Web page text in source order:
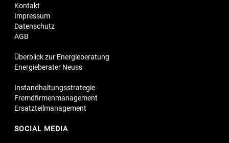
Kontakt
Impressum
Datenschutz
AGB
Überblick zur Energieberatung
Energieberater Neuss
Instandhaltungsstrategie
Fremdfirmenmanagement
Ersatzteilmanagement
SOCIAL MEDIA